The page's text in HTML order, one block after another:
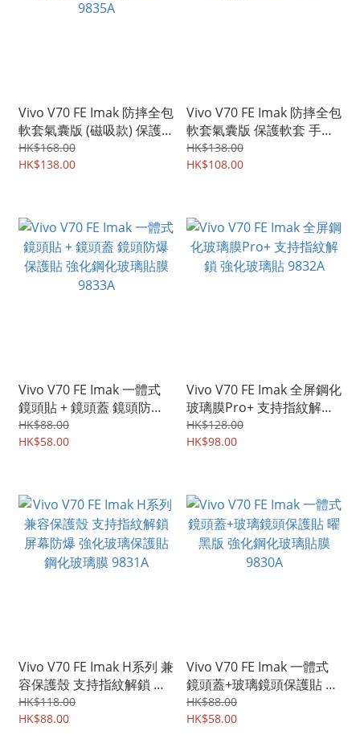
Vivo V70 FE Imak 防摔全包
軟套氣囊版 (磁吸款) 保護
軟套 手機軟殼Case 9835A
HK$168.00
HK$138.00
Vivo V70 FE Imak 防摔全包
軟套氣囊版 保護軟套 手機
軟殼Case 9834A
HK$138.00
HK$108.00
Vivo V70 FE Imak 一體式
鏡頭貼 + 鏡頭蓋 鏡頭防爆
保護貼 強化鋼化玻璃貼膜
9833A
HK$88.00
HK$58.00
Vivo V70 FE Imak 全屏鋼化
玻璃膜Pro+ 支持指紋解鎖
強化玻璃貼 9832A
HK$128.00
HK$98.00
Vivo V70 FE Imak H系列 兼
容保護殼 支持指紋解鎖 屏
幕防爆 強化玻璃保護貼 鋼
化玻璃膜 9831A
HK$118.00
HK$88.00
Vivo V70 FE Imak 一體式
鏡頭蓋+玻璃鏡頭保護貼 曜
黑版 強化鋼化玻璃貼膜
9830A
HK$88.00
HK$58.00